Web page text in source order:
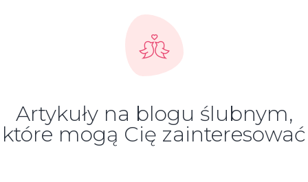
Artykuły na blogu ślubnym,
które mogą Cię zainteresować